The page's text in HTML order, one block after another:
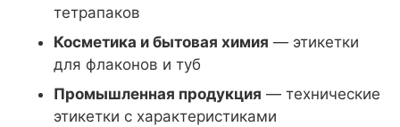
тетрапаков
Косметика и бытовая химия — этикетки
для флаконов и туб
Промышленная продукция — технические
этикетки с характеристиками